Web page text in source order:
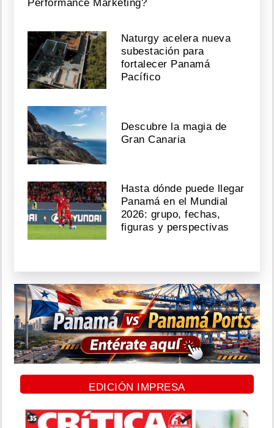
Performance Marketing?
Naturgy acelera nueva
subestación para
fortalecer Panamá
Pacífico
Descubre la magia de
Gran Canaria
Hasta dónde puede llegar
Panamá en el Mundial
2026: grupo, fechas,
figuras y perspectivas
EDICIÓN IMPRESA